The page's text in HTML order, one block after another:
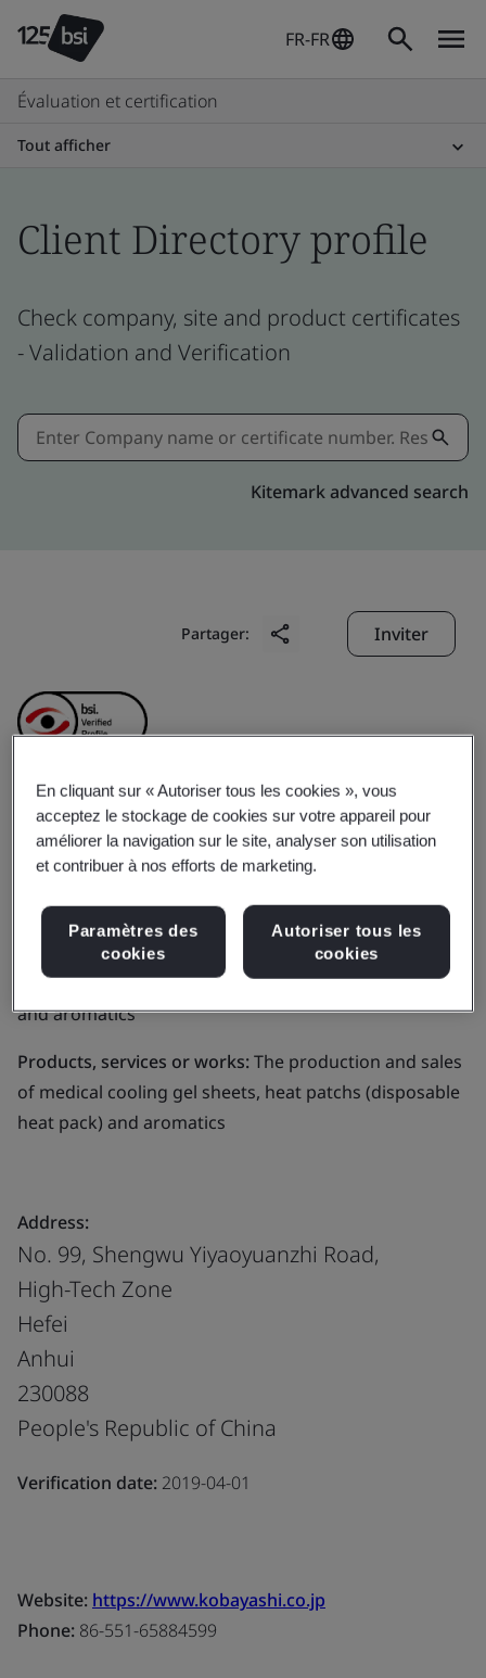
FR-FR
Évaluation et certification
Tout afficher
Client Directory profile
Check company, site and product certificates
- Validation and Verification
Kitemark advanced search
Partager: Inviter
Hefei Kobayashi Daily
Products Co., Ltd.
Business scope:The production and sales of medical
cooling gel sheets, heat patchs (disposable heat pack)
and aromatics
Products, services or works:The production and sales
of medical cooling gel sheets, heat patchs (disposable
heat pack) and aromatics
Address:
No. 99, Shengwu Yiyaoyuanzhi Road,
High-Tech Zone
Hefei
Anhui
230088
People's Republic of China
Verification date: 2019-04-01
Website: https://www.kobayashi.co.jp
Phone: 86-551-65884599
En cliquant sur « Autoriser tous les cookies », vous
acceptez le stockage de cookies sur votre appareil pour
améliorer la navigation sur le site, analyser son utilisation
et contribuer à nos efforts de marketing.
Paramètres des
cookies
Autoriser tous les
cookies